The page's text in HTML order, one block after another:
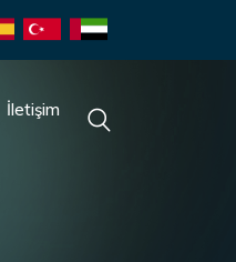
İletişim